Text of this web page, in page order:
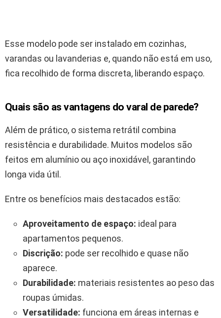
Esse modelo pode ser instalado em cozinhas,
varandas ou lavanderias e, quando não está em uso,
fica recolhido de forma discreta, liberando espaço.
Quais são as vantagens dovaral de parede?
Além de prático, o sistema retrátil combina
resistência e durabilidade. Muitos modelos são
feitos em alumínio ou aço inoxidável, garantindo
longa vida útil.
Entre os benefícios mais destacados estão:
Aproveitamento de espaço: ideal para
apartamentos pequenos.
Discrição: pode ser recolhido e quase não
aparece.
Durabilidade: materiais resistentes ao peso das
roupas úmidas.
Versatilidade: funciona em áreas internas e